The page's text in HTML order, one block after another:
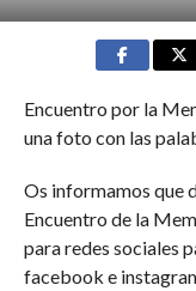
Encuentro por la
una foto con las
Os informamos que
Encuentro de la
para redes sociales
facebook e